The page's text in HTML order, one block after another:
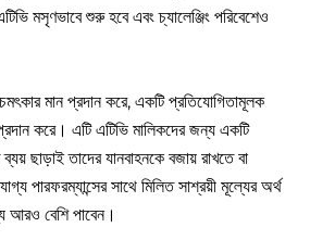
মসৃণভাবে শুরু হবে এবং চ্যালেঞ্জিং পরিবেশেও
মান প্রদান করে, একটি প্রতিযোগিতামূলক
করে। এটি এটিভি মালিকদের জন্য একটি
ছাড়াই তাদের যানবাহনকে বজায় রাখতে বা
পারফরম্যান্সের সাথে মিলিত সাশ্রয়ী মূল্যের অর্থ
বেশি পাবেন।